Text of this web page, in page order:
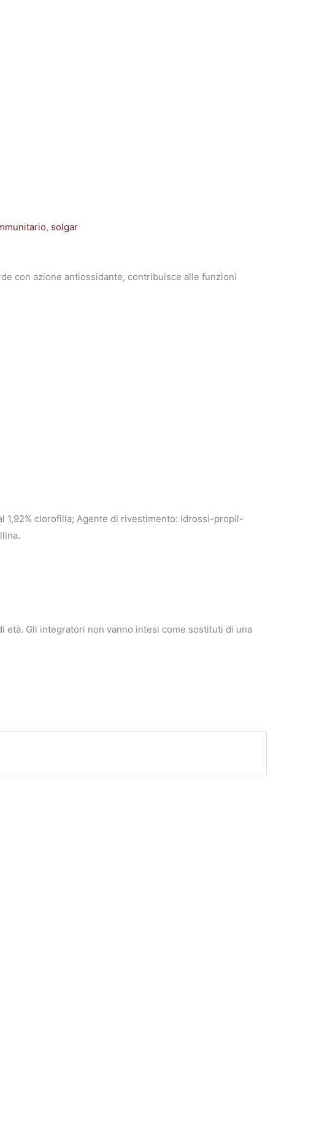
, solgar
con azione antiossidante, contribuisce alle funzioni
1,92% clorofilla; Agente di rivestimento: Idrossi-propil-
età. Gli integratori non vanno intesi come sostituti di una